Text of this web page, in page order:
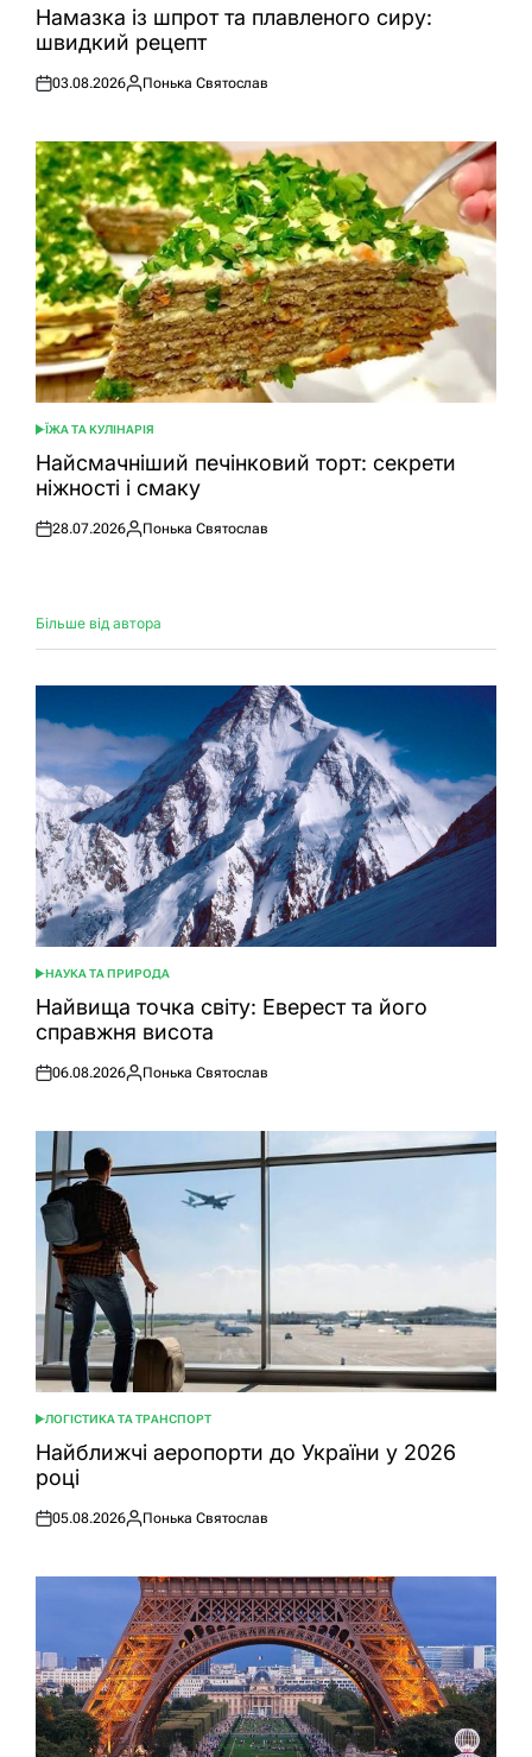
УНамазка із шпрот та плавленого сиру:
швидкий рецепт
Оприлюднено
03.08.2026
Опубліковано
Понька Святослав
ОПУБЛІКУВАТИ
У
ЇЖА ТА КУЛІНАРІЯ
Найсмачніший печінковий торт: секрети
ніжності і смаку
Оприлюднено
28.07.2026
Опубліковано
Понька Святослав
Більше від автора
ОПУБЛІКУВАТИ
У
НАУКА ТА ПРИРОДА
Найвища точка світу: Еверест та його
справжня висота
Оприлюднено
06.08.2026
Опубліковано
Понька Святослав
ОПУБЛІКУВАТИ
У
ЛОГІСТИКА ТА ТРАНСПОРТ
Найближчі аеропорти до України у 2026
році
Оприлюднено
05.08.2026
Опубліковано
Понька Святослав